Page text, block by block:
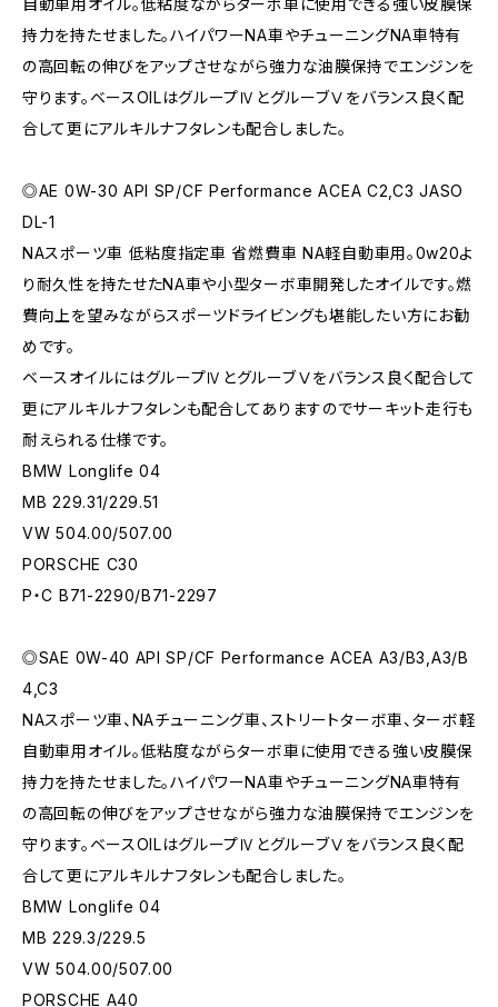
自動車用オイル。低粘度ながらターボ車に使用できる強い皮膜保
持力を持たせました。ハイパワーNA車やチューニングNA車特有
の高回転の伸びをアップさせながら強力な油膜保持でエンジンを
守ります。ベースOILはグループⅣとグルーブⅤをバランス良く配
合して更にアルキルナフタレンも配合しました。
◎AE 0W-30 API SP/CF Performance ACEA C2,C3 JASO
DL-1
NAスポーツ車 低粘度指定車 省燃費車 NA軽自動車用。0w20よ
り耐久性を持たせたNA車や小型ターボ車開発したオイルです。燃
費向上を望みながらスポーツドライビングも堪能したい方にお勧
めです。
ベースオイルにはグループⅣとグルーブⅤをバランス良く配合して
更にアルキルナフタレンも配合してありますのでサーキット走行も
耐えられる仕様です。
BMW Longlife 04
MB 229.31/229.51
VW 504.00/507.00
PORSCHE C30
P・C B71-2290/B71-2297
◎SAE 0W-40 API SP/CF Performance ACEA A3/B3,A3/B
4,C3
NAスポーツ車、NAチューニング車、ストリートターボ車、ターボ軽
自動車用オイル。低粘度ながらターボ車に使用できる強い皮膜保
持力を持たせました。ハイパワーNA車やチューニングNA車特有
の高回転の伸びをアップさせながら強力な油膜保持でエンジンを
守ります。ベースOILはグループⅣとグルーブⅤをバランス良く配
合して更にアルキルナフタレンも配合しました。
BMW Longlife 04
MB 229.3/229.5
VW 504.00/507.00
PORSCHE A40